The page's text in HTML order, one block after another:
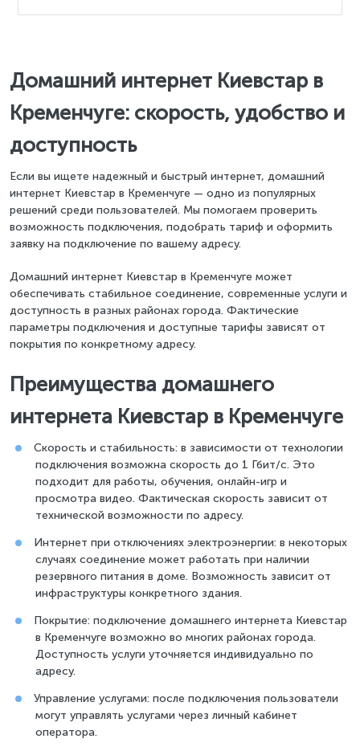
Домашний интернет Киевстар в
Кременчуге: скорость, удобство и
доступность
Если вы ищете надежный и быстрый интернет, домашний
интернет Киевстар в Кременчуге — одно из популярных
решений среди пользователей. Мы помогаем проверить
возможность подключения, подобрать тариф и оформить
заявку на подключение по вашему адресу.
Домашний интернет Киевстар в Кременчуге может
обеспечивать стабильное соединение, современные услуги и
доступность в разных районах города. Фактические
параметры подключения и доступные тарифы зависят от
покрытия по конкретному адресу.
Преимущества домашнего
интернета Киевстар в Кременчуге
Скорость и стабильность: в зависимости от технологии
подключения возможна скорость до 1 Гбит/с. Это
подходит для работы, обучения, онлайн-игр и
просмотра видео. Фактическая скорость зависит от
технической возможности по адресу.
Интернет при отключениях электроэнергии: в некоторых
случаях соединение может работать при наличии
резервного питания в доме. Возможность зависит от
инфраструктуры конкретного здания.
Покрытие: подключение домашнего интернета Киевстар
в Кременчуге возможно во многих районах города.
Доступность услуги уточняется индивидуально по
адресу.
Управление услугами: после подключения пользователи
могут управлять услугами через личный кабинет
оператора.